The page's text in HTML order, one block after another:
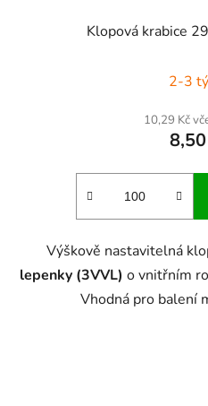
Klopová krabice
2-3
10,29 Kč
Výškově nastavitelná
lepenky (3VVL) o vnitřním
Vhodná pro balení